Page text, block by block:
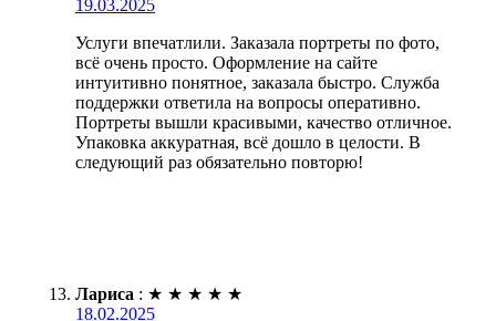
19.03.2025
Услуги впечатлили. Заказала портреты по фото,
всё очень просто. Оформление на сайте
интуитивно понятное, заказала быстро. Служба
поддержки ответила на вопросы оперативно.
Портреты вышли красивыми, качество отличное.
Упаковка аккуратная, всё дошло в целости. В
следующий раз обязательно повторю!
Лариса : ★ ★ ★ ★ ★
18.02.2025